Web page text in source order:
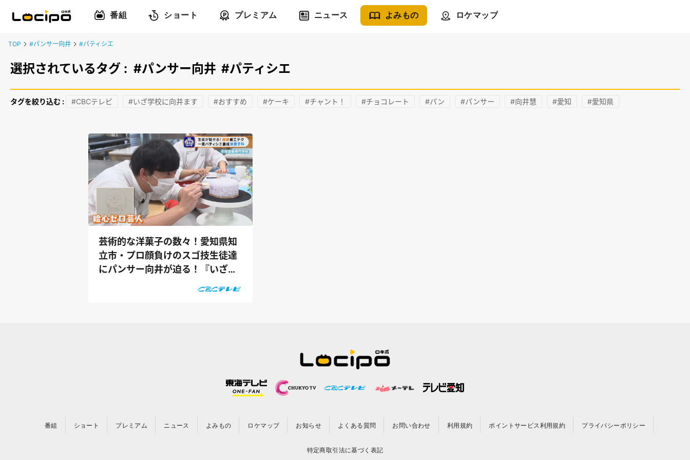
番組 ショート プレミアム ニュース よみもの ロケマップ
TOP #パンサー向井 #パティシエ
選択されているタグ : #パンサー向井 #パティシエ
タグを絞り込む : #CBCテレビ #いざ学校に向井ます #おすすめ #ケーキ #チャント！ #チョコレート #パン #パンサー #向井慧 #愛知 #愛知県
芸術的な洋菓子の数々！愛知県知
立市・プロ顔負けのスゴ技生徒達
にパンサー向井が迫る！『いざ学
番組 ショート プレミアム ニュース よみもの ロケマップ お知らせ よくある質問 お問い合わせ 利用規約 ポイントサービス利用規約 プライバシーポリシー
特定商取引法に基づく表記